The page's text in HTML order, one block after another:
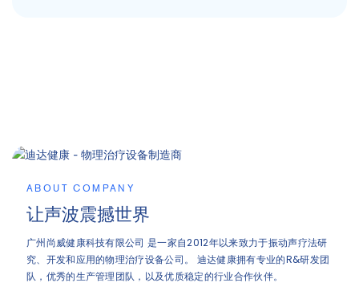
ABOUT COMPANY
让声波震撼世界
广州尚威健康科技有限公司 是一家自2012年以来致力于振动声疗法研
究、开发和应用的物理治疗设备公司。 迪达健康拥有专业的R&研发团
队，优秀的生产管理团队，以及优质稳定的行业合作伙伴。